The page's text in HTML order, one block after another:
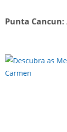
Punta Cancun: